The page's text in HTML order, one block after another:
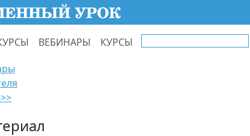
ВЕБИНАРЫ КУРСЫ